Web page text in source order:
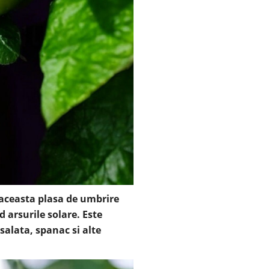
plasa de umbrire
arsurile solare. Este
spanac si alte